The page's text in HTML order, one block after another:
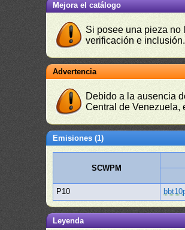
Mejora el catálogo
Si posee una pieza no
verificación e
Advertencia
Debido a la ausencia
Central de Venezuela,
Emisiones (1)
SCWPM
P10
Leyenda